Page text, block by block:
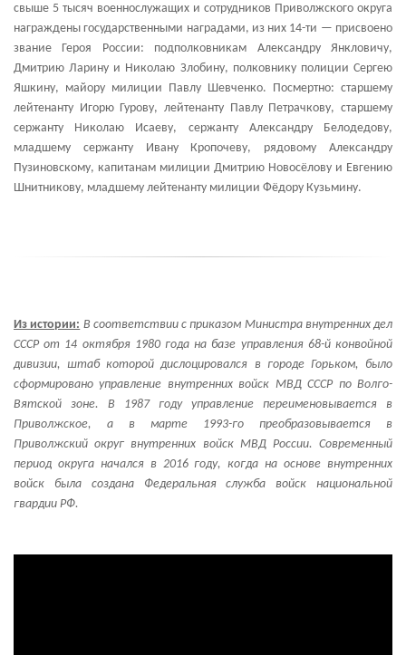
свыше 5 тысяч военнослужащих и сотрудников Приволжского округа
награждены государственными наградами, из них 14-ти — присвоено
звание Героя России: подполковникам Александру Янкловичу,
Дмитрию Ларину и Николаю Злобину, полковнику полиции Сергею
Яшкину, майору милиции Павлу Шевченко. Посмертно: старшему
лейтенанту Игорю Гурову, лейтенанту Павлу Петрачкову, старшему
сержанту Николаю Исаеву, сержанту Александру Белодедову,
младшему сержанту Ивану Кропочеву, рядовому Александру
Пузиновскому, капитанам милиции Дмитрию Новосёлову и Евгению
Шнитникову, младшему лейтенанту милиции Фёдору Кузьмину.
Из истории: В соответствии с приказом Министра внутренних дел
СССР от 14 октября 1980 года на базе управления 68-й конвойной
дивизии, штаб которой дислоцировался в городе Горьком, было
сформировано управление внутренних войск МВД СССР по Волго-
Вятской зоне. В 1987 году управление переименовывается в
Приволжское, а в марте 1993-го преобразовывается в
Приволжский округ внутренних войск МВД России. Современный
период округа начался в 2016 году, когда на основе внутренних
войск была создана Федеральная служба войск национальной
гвардии РФ.